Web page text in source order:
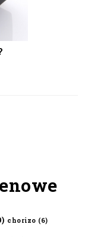
chorizo (6)